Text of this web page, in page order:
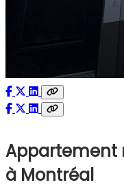
Appartement
à Montréal